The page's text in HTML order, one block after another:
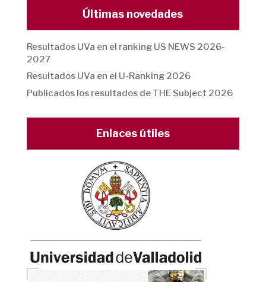
Últimas novedades
Resultados UVa en el ranking US NEWS 2026-
2027
Resultados UVa en el U-Ranking 2026
Publicados los resultados de THE Subject 2026
Enlaces útiles